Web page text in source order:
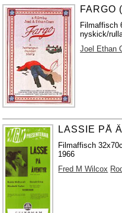
FARGO
Filmaffisch
nyskick/
Joel Ethan
LASSIE PÅ
Filmaffisch
1966
Fred M Wilcox